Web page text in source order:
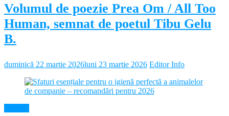
Volumul de poezie Prea Om / All Too
Human, semnat de poetul Tibu Gelu
B.
duminică 22 martie 2026luni 23 martie 2026 Editor Info